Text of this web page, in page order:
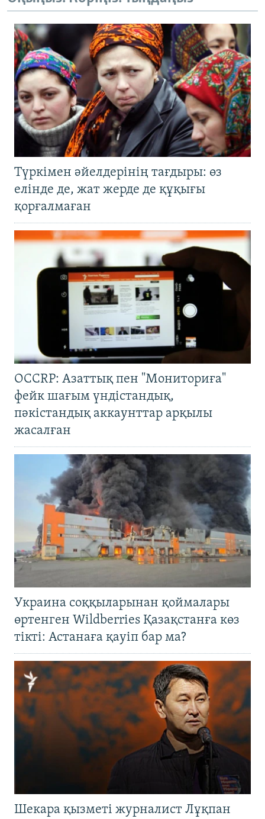
Түркімен әйелдерінің тағдыры: өз
елінде де, жат жерде де құқығы
қорғалмаған
OCCRP: Азаттық пен "Мониториға"
фейк шағым үндістандық,
пәкістандық аккаунттар арқылы
жасалған
Украина соққыларынан қоймалары
өртенген Wildberries Қазақстанға көз
тікті: Астанаға қауіп бар ма?
Шекара қызметі журналист Лұқпан